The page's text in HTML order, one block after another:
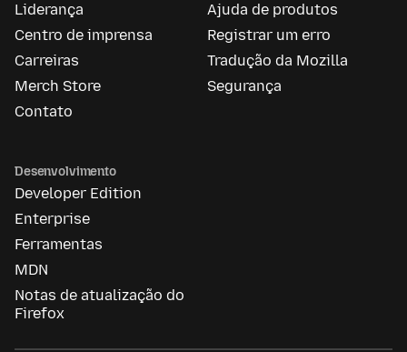
Liderança
Centro de imprensa
Carreiras
Merch Store
Contato
Ajuda de produtos
Registrar um erro
Tradução da Mozilla
Segurança
Desenvolvimento
Developer Edition
Enterprise
Ferramentas
MDN
Notas de atualização do
Firefox